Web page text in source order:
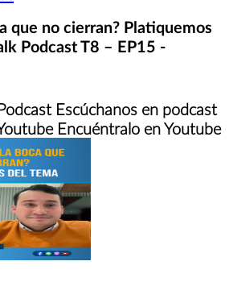
que no cierran? Platiquemos
Podcast T8 – EP15 -
Escúchanos en podcast
Encuéntralo en Youtube